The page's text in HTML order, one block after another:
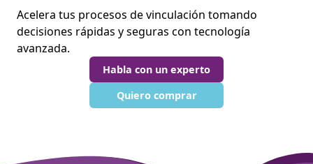
Acelera tus procesos de vinculación tomando
decisiones rápidas y seguras con tecnología
avanzada.
Habla con un experto
Quiero comprar